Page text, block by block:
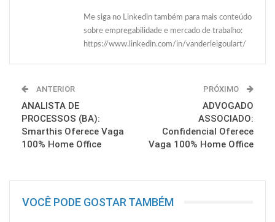
Me siga no Linkedin também para mais conteúdo
sobre empregabilidade e mercado de trabalho:
https://www.linkedin.com/in/vanderleigoulart/
ANTERIOR
ANALISTA DE
PROCESSOS (BA):
Smarthis Oferece Vaga
100% Home Office
PRÓXIMO
ADVOGADO
ASSOCIADO:
Confidencial Oferece
Vaga 100% Home Office
VOCÊ PODE GOSTAR TAMBÉM